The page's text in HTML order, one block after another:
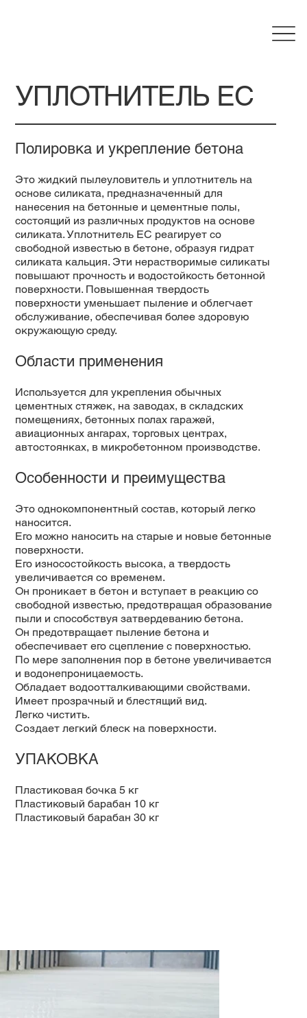
УПЛОТНИТЕЛЬ EC
Полировка и укрепление бетона
Это жидкий пылеуловитель и уплотнитель на
основе силиката, предназначенный для
нанесения на бетонные и цементные полы,
состоящий из различных продуктов на основе
силиката. Уплотнитель EC реагирует со
свободной известью в бетоне, образуя гидрат
силиката кальция. Эти нерастворимые силикаты
повышают прочность и водостойкость бетонной
поверхности. Повышенная твердость
поверхности уменьшает пыление и облегчает
обслуживание, обеспечивая более здоровую
окружающую среду.
Области применения
Используется для укрепления обычных
цементных стяжек, на заводах, в складских
помещениях, бетонных полах гаражей,
авиационных ангарах, торговых центрах,
автостоянках, в микробетонном производстве.
Особенности и преимущества
Это однокомпонентный состав, который легко
наносится.
Его можно наносить на старые и новые бетонные
поверхности.
Его износостойкость высока, а твердость
увеличивается со временем.
Он проникает в бетон и вступает в реакцию со
свободной известью, предотвращая образование
пыли и способствуя затвердеванию бетона.
Он предотвращает пыление бетона и
обеспечивает его сцепление с поверхностью.
По мере заполнения пор в бетоне увеличивается
и водонепроницаемость.
Обладает водоотталкивающими свойствами.
Имеет прозрачный и блестящий вид.
Легко чистить.
Создает легкий блеск на поверхности.
УПАКОВКА
Пластиковая бочка 5 кг
Пластиковый барабан 10 кг
Пластиковый барабан 30 кг